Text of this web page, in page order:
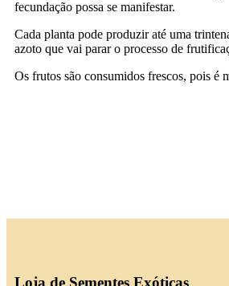
fecundação possa se manifestar.
Cada planta pode produzir até uma
azoto que vai parar o processo de
Os frutos são consumidos frescos, pois é